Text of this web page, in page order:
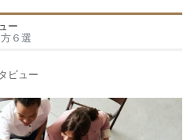
ー
６選
ビュー